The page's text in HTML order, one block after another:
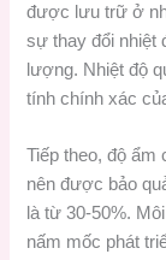
được lưu trữ ở
sự thay đổi nhiệt
lượng. Nhiệt độ
tính chính xác
Tiếp theo, độ ẩm
nên được bảo
là từ 30-50%.
nấm mốc phát